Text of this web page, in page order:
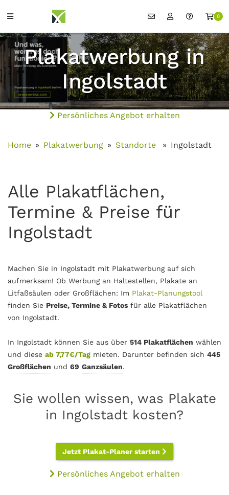
0
Plakatwerbung in
Ingolstadt
Persönliches Angebot erhalten
Home Plakatwerbung Standorte Ingolstadt
Alle Plakatflächen,
Termine & Preise für
Ingolstadt
Machen Sie in Ingolstadt mit Plakatwerbung auf sich
aufmerksam! Ob Werbung an Haltestellen, Plakate an
Litfaßsäulen oder Großflächen: Im Plakat-Planungstool
finden Sie Preise, Termine & Fotos für alle Plakatflächen
von Ingolstadt.
In Ingolstadt können Sie aus über 514 Plakatflächen wählen
und diese ab 7,77€/Tag mieten. Darunter befinden sich 445
Großflächen und 69 Ganzsäulen.
Sie wollen wissen, was Plakate
in Ingolstadt kosten?
Jetzt Plakat-Planer starten
Persönliches Angebot erhalten